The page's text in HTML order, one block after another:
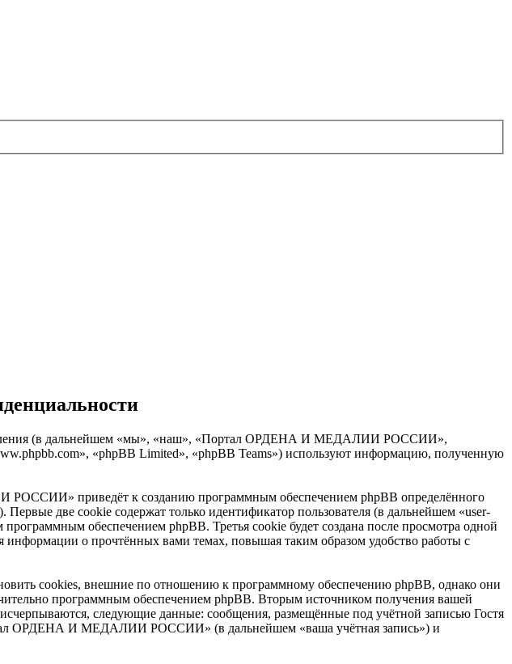
(в дальнейшем «мы», «наш», «Портал ОРДЕНА И МЕДАЛИИ РОССИИ»,
«phpBB Limited», «phpBB Teams») используют информацию, полученную
приведёт к созданию программным обеспечением phpBB определённого
две cookie содержат только идентификатор пользователя (в дальнейшем «user-
обеспечением phpBB. Третья cookie будет создана после просмотра одной
о прочтённых вами темах, повышая таким образом удобство работы с
cookies, внешние по отношению к программному обеспечению phpBB, однако они
программным обеспечением phpBB. Вторым источником получения вашей
следующие данные: сообщения, размещённые под учётной записью Гостя
ОРДЕНА И МЕДАЛИИ РОССИИ» (в дальнейшем «ваша учётная запись») и